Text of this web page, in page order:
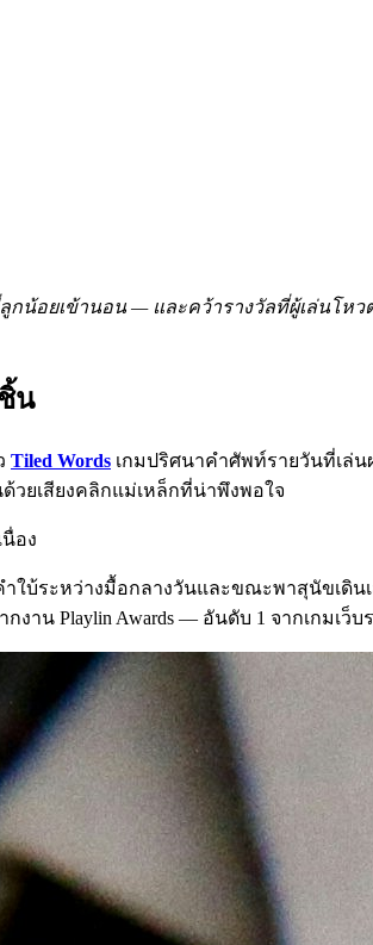
อยเข้านอน — และคว้ารางวัลที่ผู้เล่นโหว
น
Tiled Words เกมปริศนาคำศัพท์รายวันที่เล่
ยเสียงคลิกแม่เหล็กที่น่าพึงพอใจ
อง
ใบ้ระหว่างมื้อกลางวันและขณะพาสุนัขเดิ
กงาน Playlin Awards — อันดับ 1 จากเกมเว็บ